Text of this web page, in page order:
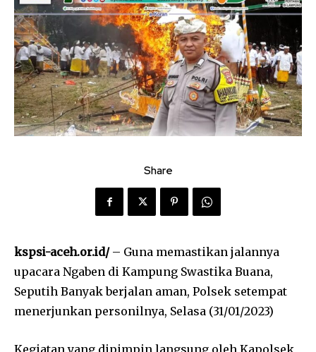
Share
kspsi-aceh.or.id/– Guna memastikan jalannya
upacara Ngaben di Kampung Swastika Buana,
Seputih Banyak berjalan aman, Polsek setempat
menerjunkan personilnya, Selasa (31/01/2023)